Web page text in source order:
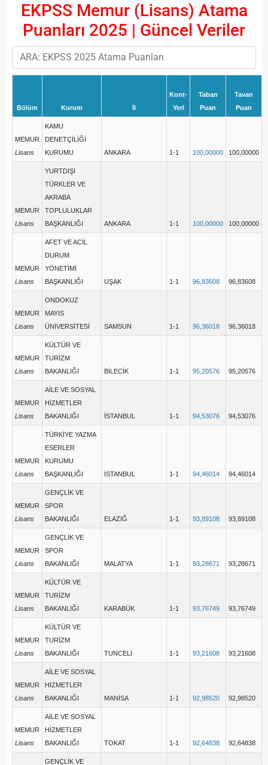
EKPSS Memur (Lisans) Atama
Puanları 2025 | Güncel Veriler
Bölüm Kurum İl
Kont-
Yerl
Taban
Puan
Tavan
Puan
MEMUR
Lisans
KAMU
DENETÇİLİĞİ
KURUMU
ANKARA 1-1 100,00000 100,00000
MEMUR
Lisans
YURTDIŞI
TÜRKLER VE
AKRABA
TOPLULUKLAR
BAŞKANLIĞI
ANKARA 1-1 100,00000 100,00000
MEMUR
Lisans
AFET VE ACİL
DURUM
YÖNETİMİ
BAŞKANLIĞI
UŞAK 1-1 96,83608 96,83608
MEMUR
Lisans
ONDOKUZ
MAYIS
ÜNİVERSİTESİ
SAMSUN 1-1 96,36018 96,36018
MEMUR
Lisans
KÜLTÜR VE
TURİZM
BAKANLIĞI
BİLECİK 1-1 95,20576 95,20576
MEMUR
Lisans
AİLE VE SOSYAL
HİZMETLER
BAKANLIĞI
İSTANBUL 1-1 94,53076 94,53076
MEMUR
Lisans
TÜRKİYE YAZMA
ESERLER
KURUMU
BAŞKANLIĞI
İSTANBUL 1-1 94,46014 94,46014
MEMUR
Lisans
GENÇLİK VE
SPOR
BAKANLIĞI
ELAZIĞ 1-1 93,89108 93,89108
MEMUR
Lisans
GENÇLİK VE
SPOR
BAKANLIĞI
MALATYA 1-1 93,28671 93,28671
MEMUR
Lisans
KÜLTÜR VE
TURİZM
BAKANLIĞI
KARABÜK 1-1 93,76749 93,76749
MEMUR
Lisans
KÜLTÜR VE
TURİZM
BAKANLIĞI
TUNCELİ 1-1 93,21608 93,21608
MEMUR
Lisans
AİLE VE SOSYAL
HİZMETLER
BAKANLIĞI
MANİSA 1-1 92,98520 92,98520
MEMUR
Lisans
AİLE VE SOSYAL
HİZMETLER
BAKANLIĞI
TOKAT 1-1 92,64838 92,64838
GENÇLİK VE